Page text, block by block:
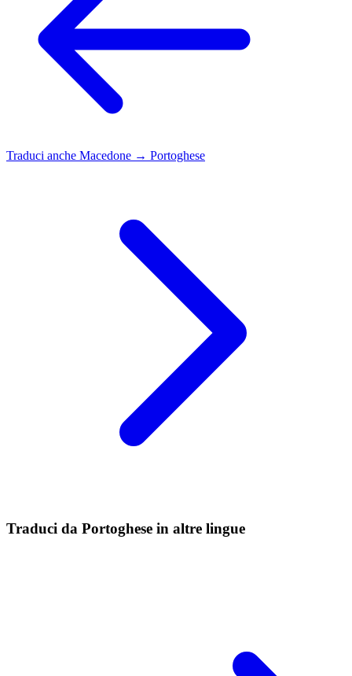
Traduci anche Macedone → Portoghese
Traduci da Portoghese in altre lingue